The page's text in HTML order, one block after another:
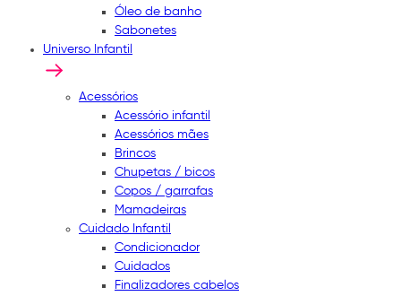
Óleo de banho
Sabonetes
Universo Infantil
Acessórios
Acessório infantil
Acessórios mães
Brincos
Chupetas / bicos
Copos / garrafas
Mamadeiras
Cuidado Infantil
Condicionador
Cuidados
Finalizadores cabelos